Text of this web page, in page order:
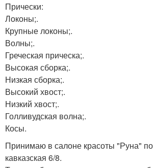
Прически:
Локоны;.
Крупные локоны;.
Волны;.
Греческая прическа;.
Высокая сборка;.
Низкая сборка;.
Высокий хвост;.
Низкий хвост;.
Голливудская волна;.
Косы.
Принимаю в салоне красоты "Руна"
кавказская 6/8.